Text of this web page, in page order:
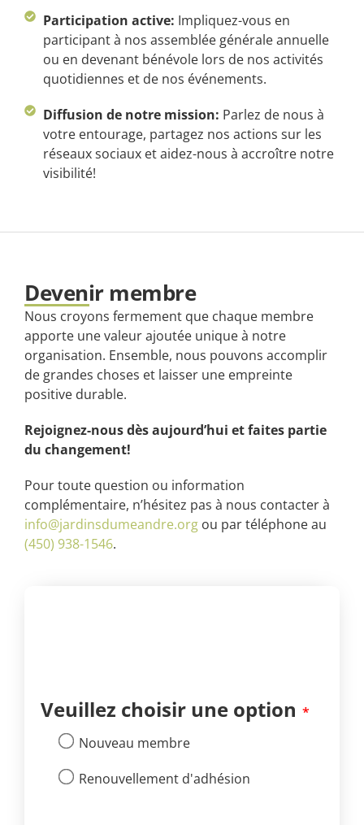
Participation active: Impliquez-vous en
participant à nos assemblée générale annuelle
ou en devenant bénévole lors de nos activités
quotidiennes et de nos événements.
Diffusion de notre mission: Parlez de nous à
votre entourage, partagez nos actions sur les
réseaux sociaux et aidez-nous à accroître notre
visibilité!
Devenir membre
Nous croyons fermement que chaque membre
apporte une valeur ajoutée unique à notre
organisation. Ensemble, nous pouvons accomplir
de grandes choses et laisser une empreinte
positive durable.
Rejoignez-nous dès aujourd’hui et faites partie
du changement!
Pour toute question ou information
complémentaire, n’hésitez pas à nous contacter à
info@jardinsdumeandre.org ou par téléphone au
(450) 938-1546.
Veuillez choisir une option
Nouveau membre
Renouvellement d'adhésion